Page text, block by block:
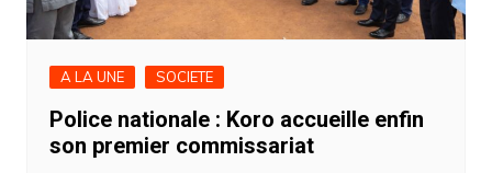
A LA UNE SOCIETE
Police nationale : Koro accueille enfin
son premier commissariat